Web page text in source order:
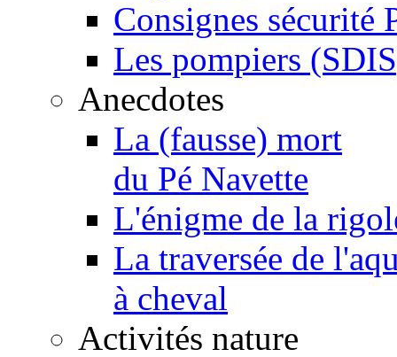
Consignes sécurité
Les pompiers
Anecdotes
La (fausse) mort
du Pé Navette
L'énigme de la
La traversée de
à cheval
Activités nature